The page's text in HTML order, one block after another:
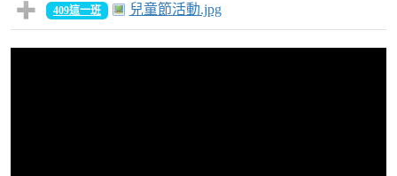
409這一班 兒童節活動.jpg